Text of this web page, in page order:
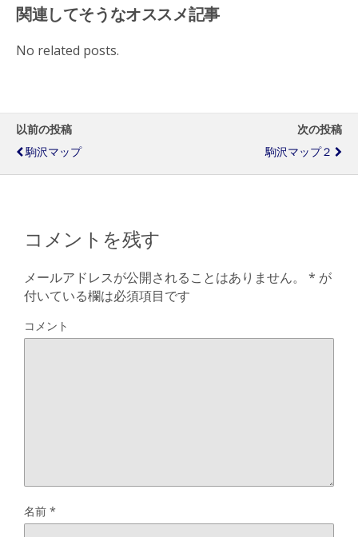
関連してそうなオススメ記事
No related posts.
以前の投稿
駒沢マップ
次の投稿
駒沢マップ２
コメントを残す
メールアドレスが公開されることはありません。 * が
付いている欄は必須項目です
コメント
名前 *